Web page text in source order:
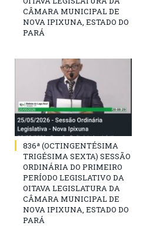
CÂMARA MUNICIPAL DE
NOVA IPIXUNA, ESTADO DO
PARÁ
836ª (OCTINGENTÉSIMA
TRIGÉSIMA SEXTA) SESSÃO
ORDINÁRIA DO PRIMEIRO
PERÍODO LEGISLATIVO DA
OITAVA LEGISLATURA DA
CÂMARA MUNICIPAL DE
NOVA IPIXUNA, ESTADO DO
PARÁ